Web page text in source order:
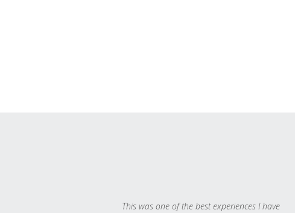
This was one of the best experiences I have